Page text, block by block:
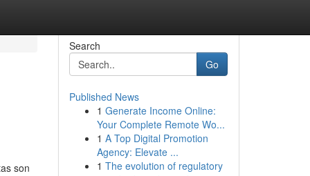
son
Search
Go
Published News
1 Generate Income Online:
Your Complete Remote Wo...
1 A Top Digital Promotion
Agency: Elevate ...
1 The evolution of regulatory